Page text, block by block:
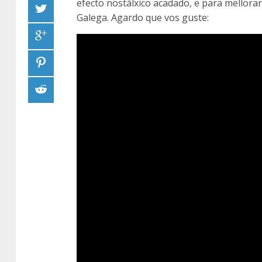
efecto nostálxico acadado, e para
Galega. Agardo que vos guste: